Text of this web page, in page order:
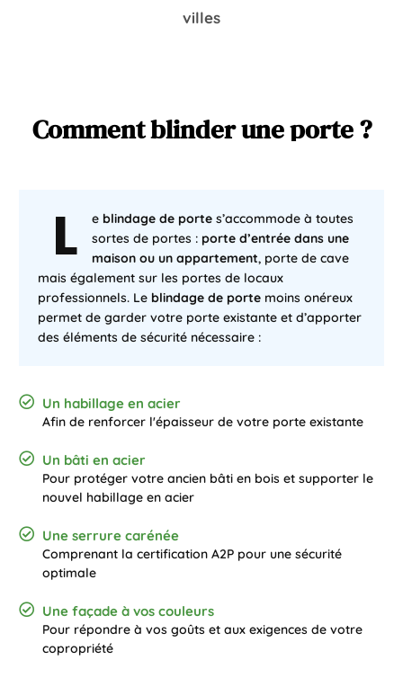
villes
Commentblinderuneporte?
L e blindage de porte s’accommode à toutes
sortes de portes : porte d’entrée dans une
maison ou un appartement, porte de cave
mais également sur les portes de locaux
professionnels. Le blindage de porte moins onéreux
permet de garder votre porte existante et d’apporter
des éléments de sécurité nécessaire :
Un habillage en acier
Afin de renforcer l'épaisseur de votre porte existante
Un bâti en acier
Pour protéger votre ancien bâti en bois et supporter le
nouvel habillage en acier
Une serrure carénée
Comprenant la certification A2P pour une sécurité
optimale
Une façade à vos couleurs
Pour répondre à vos goûts et aux exigences de votre
copropriété